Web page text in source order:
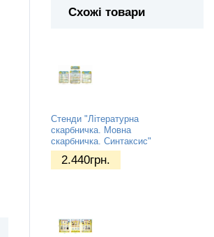
Схожі товари
Стенди "Літературна
скарбничка. Мовна
скарбничка. Синтаксис"
2.440грн.